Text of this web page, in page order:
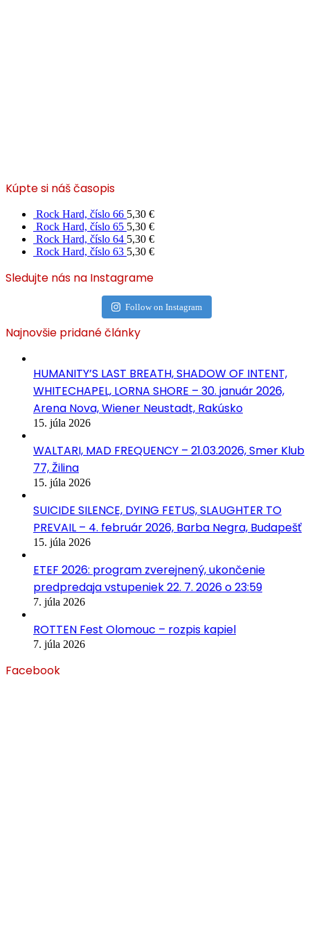
Kúpte si náš časopis
Rock Hard, číslo 66 5,30 €
Rock Hard, číslo 65 5,30 €
Rock Hard, číslo 64 5,30 €
Rock Hard, číslo 63 5,30 €
Sledujte nás na Instagrame
Follow on Instagram
Najnovšie pridané články
HUMANITY’S LAST BREATH, SHADOW OF INTENT,
WHITECHAPEL, LORNA SHORE – 30. január 2026,
Arena Nova, Wiener Neustadt, Rakúsko
15. júla 2026
WALTARI, MAD FREQUENCY – 21.03.2026, Smer Klub
77, Žilina
15. júla 2026
SUICIDE SILENCE, DYING FETUS, SLAUGHTER TO
PREVAIL – 4. február 2026, Barba Negra, Budapešť
15. júla 2026
ETEF 2026: program zverejnený, ukončenie
predpredaja vstupeniek 22. 7. 2026 o 23:59
7. júla 2026
ROTTEN Fest Olomouc – rozpis kapiel
7. júla 2026
Facebook